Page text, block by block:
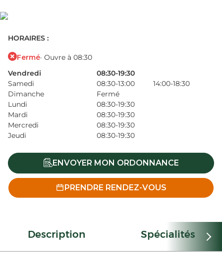
HORAIRES :
Fermé· Ouvre à 08:30
Vendredi
08:30-19:30
Samedi
08:30-13:00
14:00-18:30
Dimanche
Fermé
Lundi
08:30-19:30
Mardi
08:30-19:30
Mercredi
08:30-19:30
Jeudi
08:30-19:30
ENVOYER MON ORDONNANCE
PRENDRE RENDEZ-VOUS
Description Spécialités